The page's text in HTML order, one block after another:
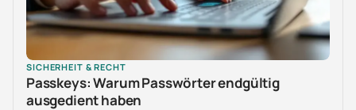
SICHERHEIT & RECHT
Passkeys: Warum Passwörter endgültig
ausgedient haben